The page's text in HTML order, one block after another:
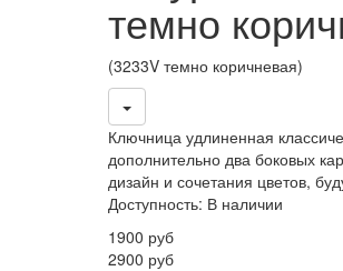
темно
(3233V темно коричневая)
Ключница удлиненная
дополнительно два боковых
дизайн и сочетания цветов,
Доступность: В наличии
1900 руб
2900 руб